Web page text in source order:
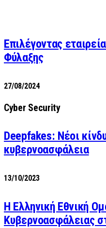
Επιλέγοντας
Φύλαξης
27/08/2024
Cyber Security
Deepfakes: Νέοι
κυβερνοασφάλεια
13/10/2023
Η Ελληνική Εθνική
Κυβερνοασφάλειας